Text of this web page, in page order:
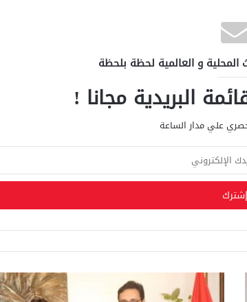
و العالمية لحظة بلحظة
البريدية مجانا !